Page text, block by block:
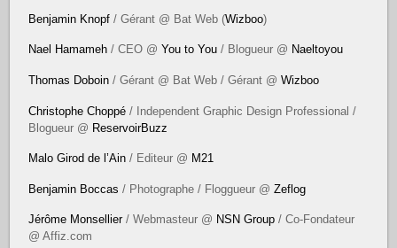
Benjamin Knopf / Gérant @ Bat Web (Wizboo)
Nael Hamameh / CEO @You to You / Blogueur @ Naeltoyou
Thomas Doboin / Gérant @ Bat Web / Gérant @Wizboo
Christophe Choppé / Independent Graphic Design Professional /
Blogueur @ ReservoirBuzz
Malo Girod de l’Ain / Editeur @ M21
Benjamin Boccas / Photographe / Floggueur @Zeflog
Jérôme Monsellier/ Webmasteur @ NSN Group / Co-Fondateur
@ Affiz.com